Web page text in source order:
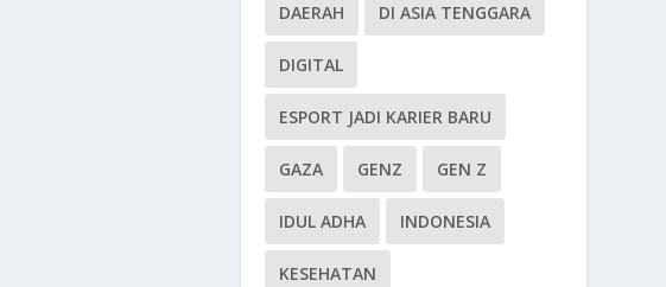
DAERAH DI ASIA TENGGARA
DIGITAL
ESPORT JADI KARIER BARU
GAZA GENZ GEN Z
IDUL ADHA INDONESIA
KESEHATAN